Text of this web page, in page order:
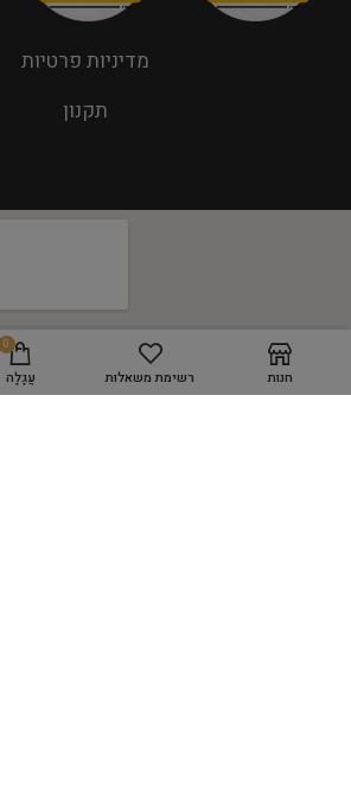
מדיניות פרטיות
תקנון
חנות רשימת משאלות
0
עֲגָלָה